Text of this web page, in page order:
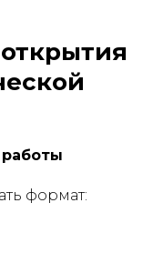
формат: